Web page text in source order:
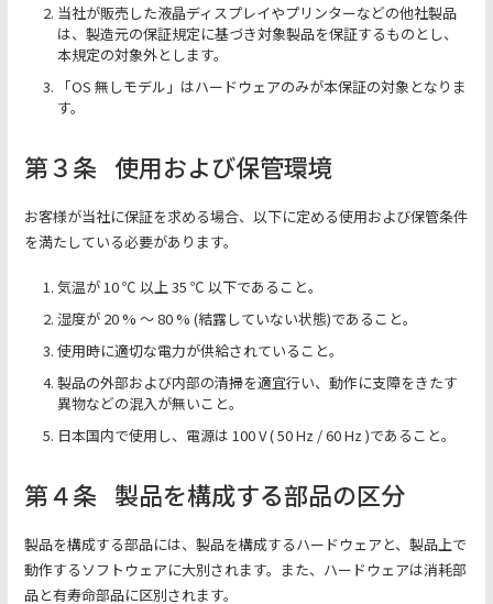
当社が販売した液晶ディスプレイやプリンターなどの他社製品
は、製造元の保証規定に基づき対象製品を保証するものとし、
本規定の対象外とします。
「OS 無しモデル」はハードウェアのみが本保証の対象となりま
す。
第３条 使用および保管環境
お客様が当社に保証を求める場合、以下に定める使用および保管条件
を満たしている必要があります。
気温が 10 ℃ 以上 35 ℃ 以下であること。
湿度が 20 % ～ 80 % (結露していない状態)であること。
使用時に適切な電力が供給されていること。
製品の外部および内部の清掃を適宜行い、動作に支障をきたす
異物などの混入が無いこと。
日本国内で使用し、電源は 100 V ( 50 Hz / 60 Hz )であること。
第４条 製品を構成する部品の区分
製品を構成する部品には、製品を構成するハードウェアと、製品上で
動作するソフトウェアに大別されます。また、ハードウェアは消耗部
品と有寿命部品に区別されます。